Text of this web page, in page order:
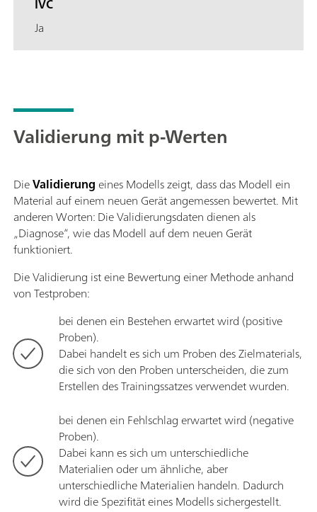
IVC
Ja
Validierung mit p-Werten
DieValidierung eines Modells zeigt, dass das Modell ein
Material auf einem neuen Gerät angemessen bewertet. Mit
anderen Worten: Die Validierungsdaten dienen als
„Diagnose“, wie das Modell auf dem neuen Gerät
funktioniert.
Die Validierung ist eine Bewertung einer Methode anhand
von Testproben:
bei denen ein Bestehen erwartet wird (positive
Proben).
Dabei handelt es sich um Proben des Zielmaterials,
die sich von den Proben unterscheiden, die zum
Erstellen des Trainingssatzes verwendet wurden.
bei denen ein Fehlschlag erwartet wird (negative
Proben).
Dabei kann es sich um unterschiedliche
Materialien oder um ähnliche, aber
unterschiedliche Materialien handeln. Dadurch
wird die Spezifität eines Modells sichergestellt.